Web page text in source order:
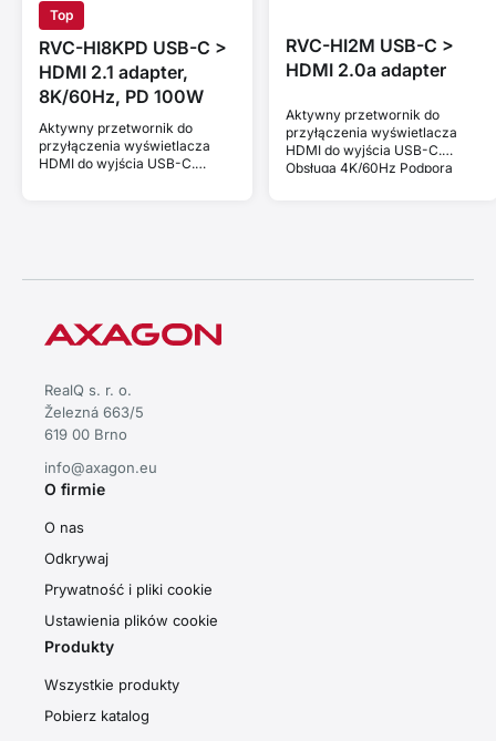
Top
RVC-HI8KPD USB-C >
HDMI 2.1 adapter,
8K/60Hz, PD 100W
Aktywny przetwornik do
przyłączenia wyświetlacza
HDMI do wyjścia USB-C.
RVC-HI2M USB-C >
HDMI 2.0a adapter
Aktywny przetwornik do
przyłączenia wyświetlacza
HDMI do wyjścia USB-C.
Obsługa 4K/60Hz Podpora
RealQ s. r. o.
Železná 663/5
619 00 Brno
info@axagon.eu
O firmie
O nas
Odkrywaj
Prywatność i pliki cookie
Ustawienia plików cookie
Produkty
Wszystkie produkty
Pobierz katalog